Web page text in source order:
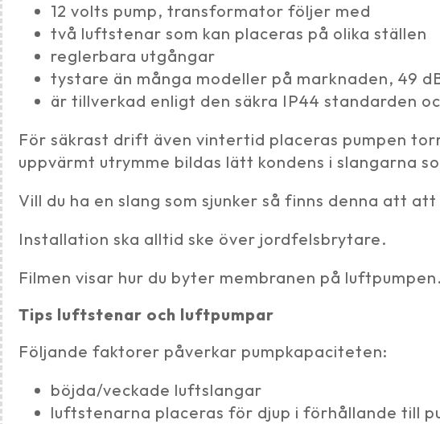
12 volts pump, transformator följer med
två luftstenar som kan placeras på olika ställen
reglerbara utgångar
tystare än många modeller på marknaden, 49
är tillverkad enligt den säkra IP44 standarden
För säkrast drift även vintertid placeras pumpen
uppvärmt utrymme bildas lätt kondens i slangarna
Vill du ha en slang som sjunker så finns denna att
Installation ska alltid ske över jordfelsbrytare.
Filmen visar hur du byter membranen på luftpumpen.
Tips luftstenar och luftpumpar
Följande faktorer påverkar pumpkapaciteten:
böjda/veckade luftslangar
luftstenarna placeras för djup i förhållande till